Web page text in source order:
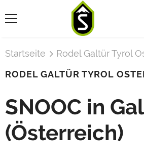
Startseite
Rodel Galtür Tyrol
RODEL GALTÜR TYROL
SNOOC in
(Österreich)